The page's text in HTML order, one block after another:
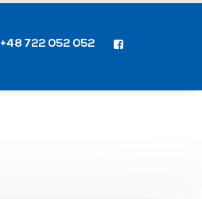
+48 722 052 052